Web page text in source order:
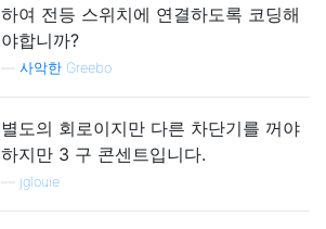
하여 전등 스위치에 연결하도록 코딩해
야합니까?
사악한 Greebo
별도의 회로이지만 다른 차단기를 꺼야
하지만 3 구 콘센트입니다.
jglouie